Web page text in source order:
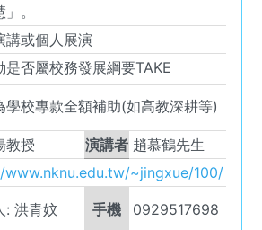
。
講或個人展演
是否屬校務發展綱要TAKE
學校專款全額補助(如高教深耕等)
教授 演講者 趙慕鶴先生
~jingxue/100/
: 洪青妏 手機 0929517698